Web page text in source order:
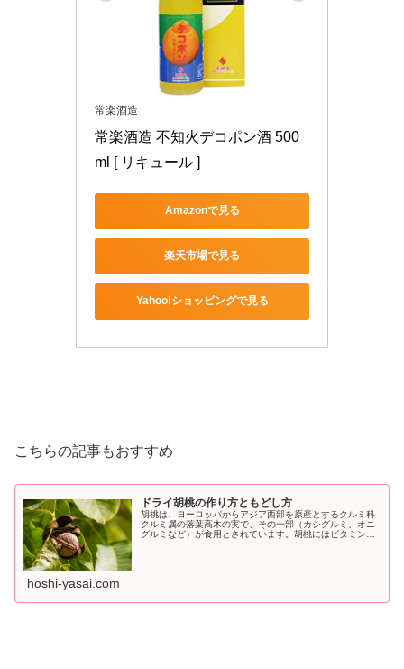
常楽酒造
常楽酒造 不知火デコポン酒 500
ml [ リキュール ]
Amazonで見る
楽天市場で見る
Yahoo!ショッピングで見る
こちらの記事もおすすめ
ドライ胡桃の作り方ともどし方
胡桃は、ヨーロッパからアジア西部を原産とするクルミ科
クルミ属の落葉高木の実で、その一部（カシグルミ、オニ
グルミなど）が食用とされています。胡桃にはビタミンや
hoshi-yasai.com